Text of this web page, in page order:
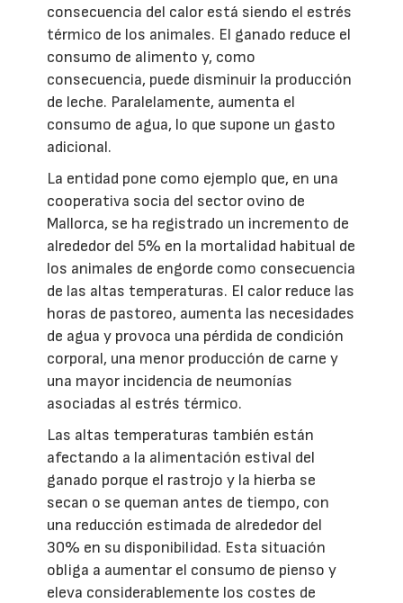
consecuencia del calor está siendo el estrés
térmico de los animales. El ganado reduce el
consumo de alimento y, como
consecuencia, puede disminuir la producción
de leche. Paralelamente, aumenta el
consumo de agua, lo que supone un gasto
adicional.
La entidad pone como ejemplo que, en una
cooperativa socia del sector ovino de
Mallorca, se ha registrado un incremento de
alrededor del 5% en la mortalidad habitual de
los animales de engorde como consecuencia
de las altas temperaturas. El calor reduce las
horas de pastoreo, aumenta las necesidades
de agua y provoca una pérdida de condición
corporal, una menor producción de carne y
una mayor incidencia de neumonías
asociadas al estrés térmico.
Las altas temperaturas también están
afectando a la alimentación estival del
ganado porque el rastrojo y la hierba se
secan o se queman antes de tiempo, con
una reducción estimada de alrededor del
30% en su disponibilidad. Esta situación
obliga a aumentar el consumo de pienso y
eleva considerablemente los costes de